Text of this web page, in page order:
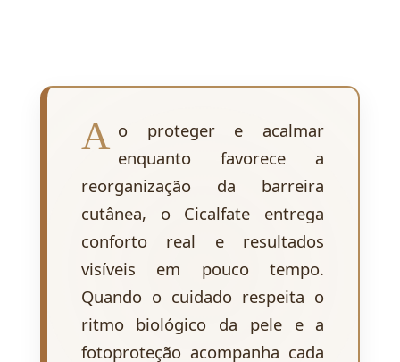
A o proteger e acalmar
enquanto favorece a
reorganização da barreira
cutânea, o Cicalfate entrega
conforto real e resultados
visíveis em pouco tempo.
Quando o cuidado respeita o
ritmo biológico da pele e a
fotoproteção acompanha cada